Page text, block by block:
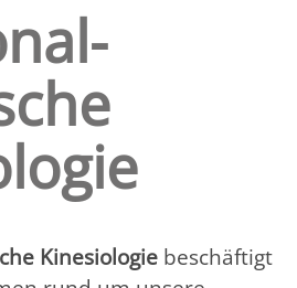
Kinesiologie beschäftigt